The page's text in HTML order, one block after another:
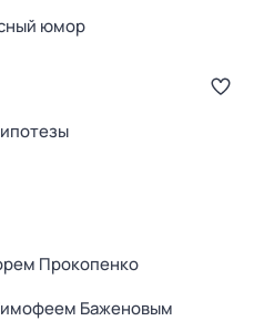
юмор
Прокопенко
Баженовым